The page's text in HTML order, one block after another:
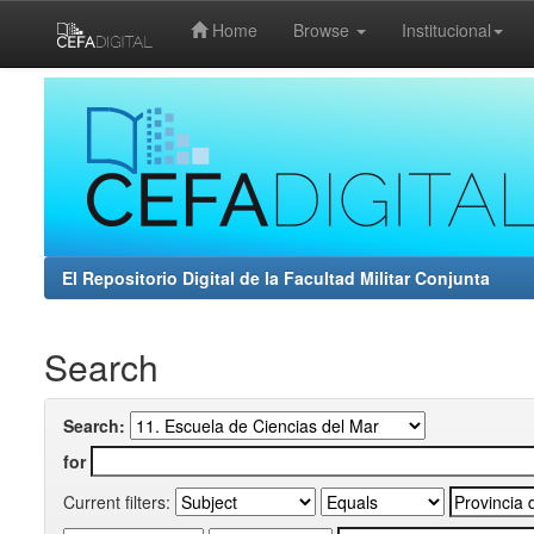
Home Browse Institucional
El Repositorio Digital de la Facultad Militar Conjunta
Search
Search:
for
Current filters: